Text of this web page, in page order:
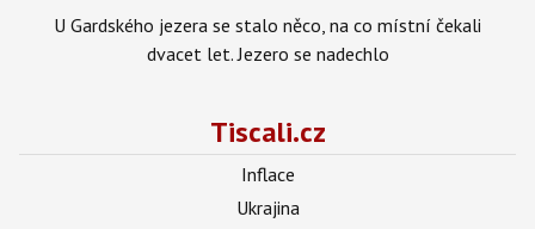
U Gardského jezera se stalo něco, na co místní čekali
dvacet let. Jezero se nadechlo
Tiscali.cz
Inflace
Ukrajina